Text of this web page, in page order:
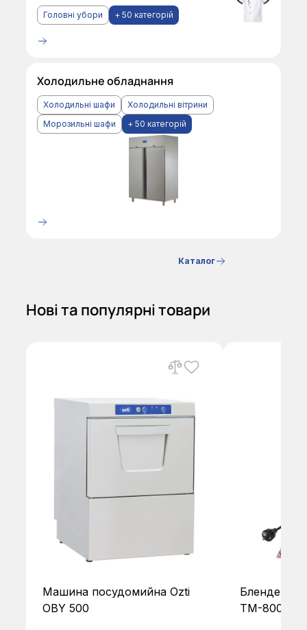
Головні убори + 50 категорій
Холодильне обладнання
Холодильні шафи
Холодильні вітрини
Морозильні шафи
+ 50 категорій
Каталог
Нові та популярні товари
Машина посудомийна Ozti
OBY 500
Блендер
TM-800A